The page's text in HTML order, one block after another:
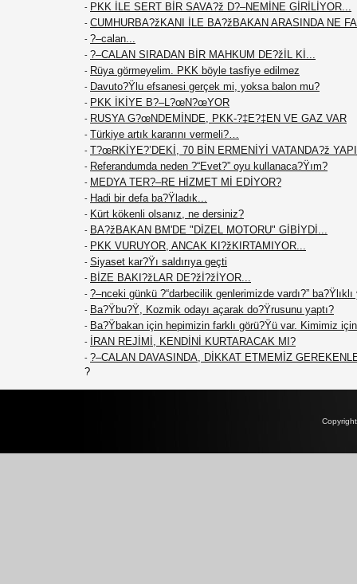
- PKK İLE SERT BİR SAVA?ž D?–NEMİNE GİRİLİYOR...
- CUMHURBA?žKANI İLE BA?žBAKAN ARASINDA NE
- ?–calan...
- ?–CALAN SIRADAN BİR MAHKUM DE?žİL Kİ...
- Rüya görmeyelim. PKK böyle tasfiye edilmez
- Davuto?Ÿlu efsanesi gerçek mi, yoksa balon mu?
- PKK İKİYE B?–L?œN?œYOR
- RUSYA G?œNDEMİNDE, PKK-?‡E?‡EN VE GAZ VAR
- Türkiye artık kararını vermeli?…
- T?œRKİYE?’DEKİ, 70 BİN ERMENİYİ VATANDA?ž
- Referandumda neden ?“Evet?” oyu kullanaca?Ÿım?
- MEDYA TER?–RE HİZMET Mİ EDİYOR?
- Hadi bir defa ba?Ÿladık...
- Kürt kökenli olsanız, ne dersiniz?
- BA?žBAKAN BM'DE "DİZEL MOTORU" GİBİYDİ...
- PKK VURUYOR, ANCAK KI?žKIRTAMIYOR...
- Siyaset kar?Ÿı saldırıya geçti
- BİZE BAKI?žLAR DE?žİ?žİYOR...
- ?–nceki günkü ?“darbecilik genlerimizde vardı?”
- Ba?Ÿbu?Ÿ, Kozmik odayı açarak do?Ÿrusunu yaptı?
- Ba?Ÿbakan için hepimizin farklı görü?Ÿü var. Kimimiz
- İRAN REJİMİ, KENDİNİ KURTARACAK MI?
- ?–CALAN DAVASINDA, DİKKAT ETMEMİZ
?